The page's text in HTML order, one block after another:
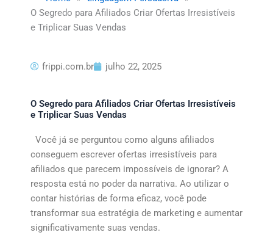
O Segredo para Afiliados Criar Ofertas Irresistíveis
e Triplicar Suas Vendas
frippi.com.br julho 22, 2025
O Segredo para Afiliados Criar Ofertas Irresistíveis
e Triplicar Suas Vendas
Você já se perguntou como alguns afiliados
conseguem escrever ofertas irresistíveis para
afiliados que parecem impossíveis de ignorar? A
resposta está no poder da narrativa. Ao utilizar o
contar histórias de forma eficaz, você pode
transformar sua estratégia de marketing e aumentar
significativamente suas vendas.